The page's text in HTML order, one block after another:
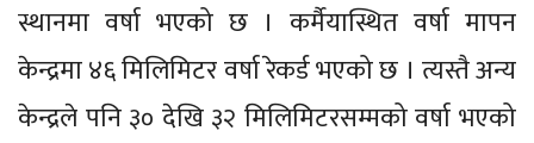
स्थानमा वर्षा भएको छ । कर्मैयास्थित वर्षा मापन
केन्द्रमा ४६ मिलिमिटर वर्षा रेकर्ड भएको छ । त्यस्तै अन्य
केन्द्रले पनि ३० देखि ३२ मिलिमिटरसम्मको वर्षा भएको